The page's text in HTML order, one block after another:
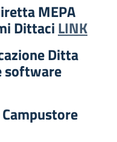
MEPA
DittaciLINK
Ditta
software